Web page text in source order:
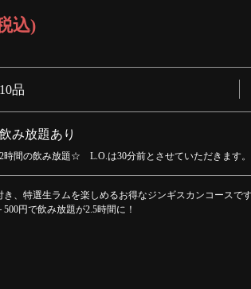
込)
10品
飲み放題あり
2時間の飲み放題☆ L.O.は30分前とさせていただきます。
き、特選生ラムを楽しめるお得なジンギスカンコース
円で飲み放題が2.5時間に！